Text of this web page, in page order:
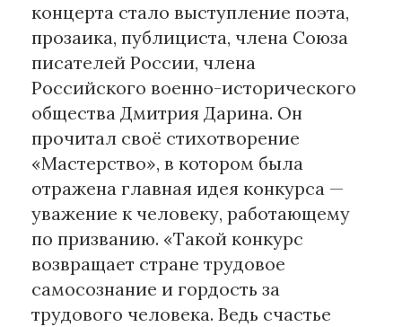
концерта стало выступление поэта,
прозаика, публициста, члена Союза
писателей России, члена
Российского военно-исторического
общества Дмитрия Дарина. Он
прочитал своё стихотворение
«Мастерство», в котором была
отражена главная идея конкурса —
уважение к человеку, работающему
по призванию. «Такой конкурс
возвращает стране трудовое
самосознание и гордость за
трудового человека. Ведь счастье